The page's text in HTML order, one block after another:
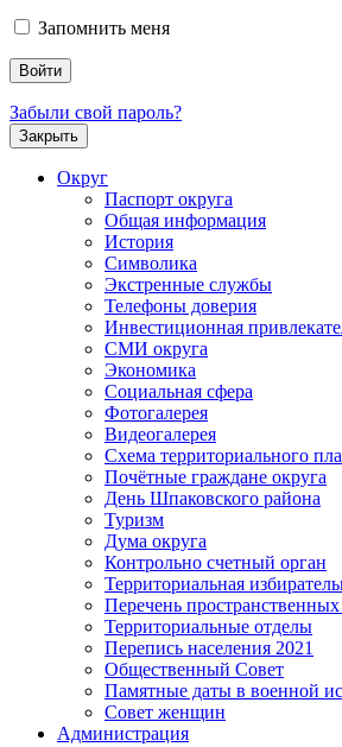
Запомнить меня
Забыли свой пароль?
Закрыть
Округ
Паспорт округа
Общая информация
История
Символика
Экстренные службы
Телефоны доверия
Инвестиционная
СМИ округа
Экономика
Социальная сфера
Фотогалерея
Видеогалерея
Схема территориального
Почётные граждане округа
День Шпаковского района
Туризм
Дума округа
Контрольно счетный орган
Территориальная
Перечень
Территориальные отделы
Перепись населения 2021
Общественный Совет
Памятные даты в военной
Совет женщин
Администрация